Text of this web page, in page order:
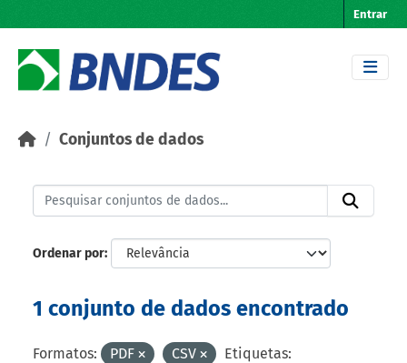
Entrar
Conjuntos de dados
Ordenar por
1 conjunto de dados encontrado
Formatos: PDF CSV
Etiquetas: